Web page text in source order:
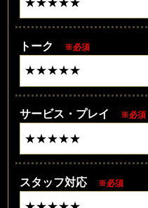
トーク ※必須
サービス・プレイ ※必須
スタッフ対応 ※必須